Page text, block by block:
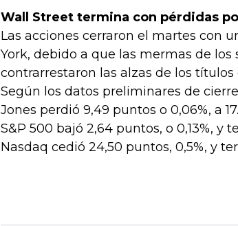
Wall Street termina con pérdidas
Las acciones cerraron el martes con
York, debido a que las mermas de
contrarrestaron las alzas de los
Según los datos preliminares de
Jones perdió 9,49 puntos o 0,06%, a
S&P 500 bajó 2,64 puntos, o 0,13%, y
Nasdaq cedió 24,50 puntos, 0,5%, y